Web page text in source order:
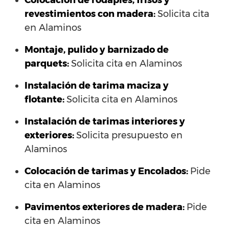
revestimientos con madera:Solicita cita
en Alaminos
Montaje, pulido y barnizado de
parquets:Solicita cita en Alaminos
Instalación de tarima maciza y
flotante:Solicita cita en Alaminos
Instalación de tarimas interiores y
exteriores:Solicita presupuesto en
Alaminos
Colocación de tarimas y Encolados: Pide
cita en Alaminos
Pavimentos exteriores de madera: Pide
cita en Alaminos